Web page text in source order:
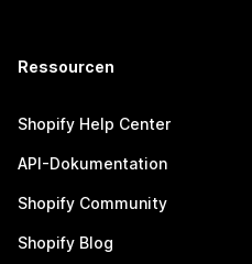
Ressourcen
Shopify Help Center
API-Dokumentation
Shopify Community
Shopify Blog